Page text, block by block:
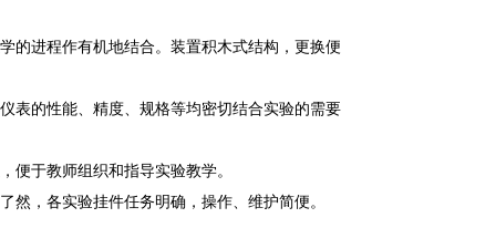
的进程作有机地结合。装置积木式结构，更换便
表的性能、精度、规格等均密切结合实验的需要
于教师组织和指导实验教学。
，各实验挂件任务明确，操作、维护简便。